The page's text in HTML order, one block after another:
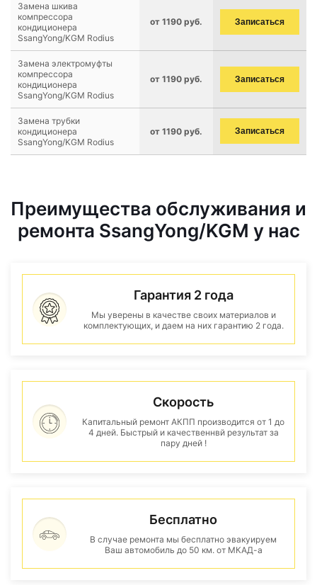
Замена шкива
компрессора
кондиционера
SsangYong/KGM Rodius
от 1190 руб. Записаться
Замена электромуфты
компрессора
кондиционера
SsangYong/KGM Rodius
от 1190 руб. Записаться
Замена трубки
кондиционера
SsangYong/KGM Rodius
от 1190 руб. Записаться
Преимущества обслуживания и
ремонта SsangYong/KGM у нас
Гарантия 2 года
Мы уверены в качестве своих материалов и
комплектующих, и даем на них гарантию 2 года.
Скорость
Капитальный ремонт АКПП производится от 1 до
4 дней. Быстрый и качественнвй результат за
пару дней !
Бесплатно
В случае ремонта мы бесплатно эвакуируем
Ваш автомобиль до 50 км. от МКАД-а